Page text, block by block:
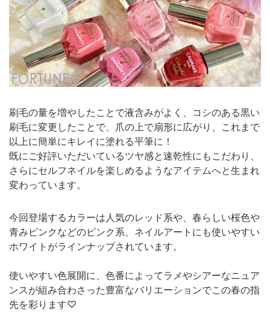
刷毛の量を増やしたことで液含みがよく、コシのある黒い
刷毛に変更したことで、爪の上で扇形に広がり、これまで
以上に簡単にキレイに塗れる平筆に！
既にご好評いただいているツヤ感と速乾性にもこだわり、
さらにセルフネイルを楽しめるようなアイテムへと生まれ
変わっています。
今回登場するカラーは人気のレッド系や、春らしい桜色や
青みピンクなどのピンク系、ネイルアートにも使いやすい
ホワイトがラインナップされています。
使いやすい色展開に、色番によってラメやシアーなニュア
ンスが組み合わさった豊富なバリエーションでこの春の指
先を彩ります♡